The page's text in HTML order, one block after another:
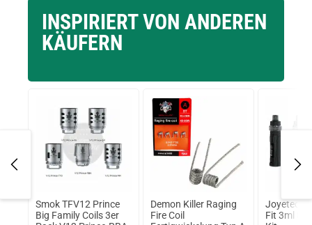
INSPIRIERT VON ANDEREN
KÄUFERN
Smok TFV12 Prince
Big Family Coils 3er
Demon Killer Raging
Fire Coil
Joyetech
Fit 3ml